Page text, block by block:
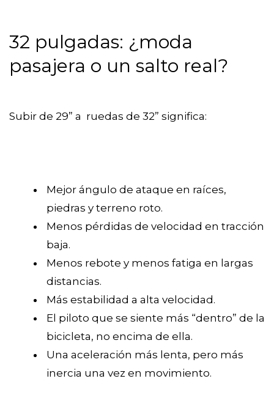
32 pulgadas: ¿moda
pasajera o un salto real?
Subir de 29” a ruedas de 32” significa:
Mejor ángulo de ataque en raíces,
piedras y terreno roto.
Menos pérdidas de velocidad en tracción
baja.
Menos rebote y menos fatiga en largas
distancias.
Más estabilidad a alta velocidad.
El piloto que se siente más “dentro” de la
bicicleta, no encima de ella.
Una aceleración más lenta, pero más
inercia una vez en movimiento.